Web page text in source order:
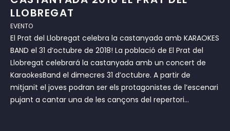
LLOBREGAT
EVENTO
El Prat del Llobregat celebra la castanyada amb KARAOKES
BAND el 31 d’octubre de 2018! La població de El Prat del
Llobregat celebrará la castanyada amb un concert de
KaraokesBand el dimecres 31 d’octubre. A partir de
mitjanit el joves podran ser els protagonistes de l’escenari
pujant a cantar una de les cançons del repertori...